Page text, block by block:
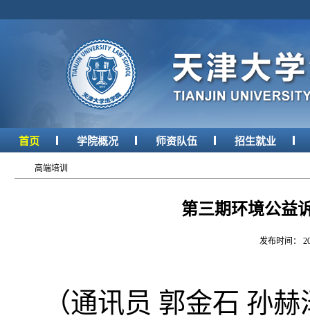
首页 学院概况 师资队伍 招生就业
高端培训
第三期环境公益
发布时间：
（通讯员 郭金石 孙赫